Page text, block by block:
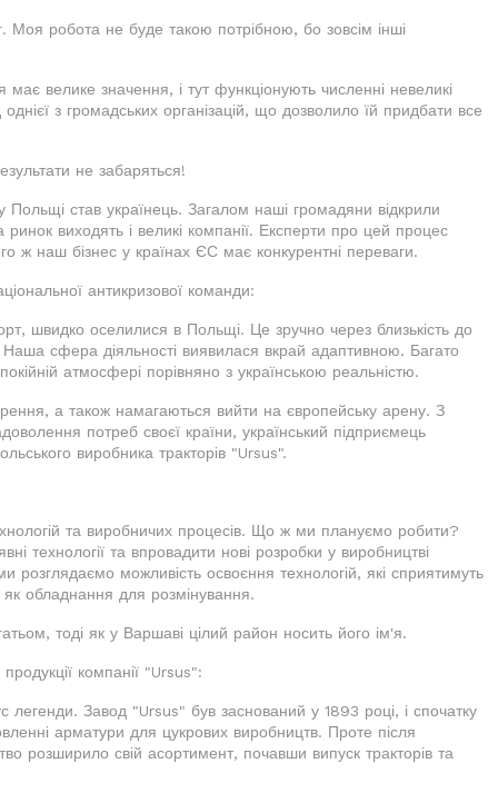
робота не буде такою потрібною, бо зовсім інші
велике значення, і тут функціонують численні невеликі
з громадських організацій, що дозволило їй придбати все
не забаряться!
став українець. Загалом наші громадяни відкрили
виходять і великі компанії. Експерти про цей процес
ж наш бізнес у країнах ЄС має конкурентні переваги.
антикризової команди:
швидко оселилися в Польщі. Це зручно через близькість до
сфера діяльності виявилася вкрай адаптивною. Багато
атмосфері порівняно з українською реальністю.
а також намагаються вийти на європейську арену. З
потреб своєї країни, український підприємець
виробника тракторів "Ursus".
та виробничих процесів. Що ж ми плануємо робити?
технології та впровадити нові розробки у виробництві
розглядаємо можливість освоєння технологій, які сприятимуть
обладнання для розмінування.
тоді як у Варшаві цілий район носить його ім'я.
компанії "Ursus":
легенди. Завод "Ursus" був заснований у 1893 році, і спочатку
арматури для цукрових виробництв. Проте після
розширило свій асортимент, почавши випуск тракторів та